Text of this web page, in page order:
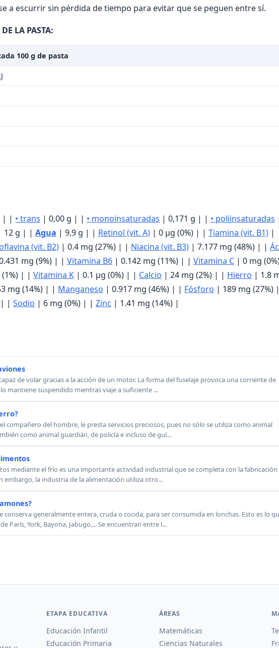
a escurrir sin pérdida de tiempo para evitar que se peguen entre sí.
LA PASTA:
100 g de pasta
| | • trans | 0,00 g | | • monoinsaturadas | 0,171 g | | • poliinsaturadas |
12 g | | Agua | 9,9 g | | Retinol (vit. A) | 0 μg (0%) | | Tiamina (vit. B1) |
(vit. B2) | 0.4 mg (27%) | | Niacina (vit. B3) | 7.177 mg (48%) | |
mg (9%) | | Vitamina B6 | 0.142 mg (11%) | | Vitamina C | 0 mg
| | Vitamina K | 0.1 μg (0%) | | Calcio | 24 mg (2%) | | Hierro | 1.8
mg (14%) | | Manganeso | 0.917 mg (46%) | | Fósforo | 189 mg (27%)
| | Sodio | 6 mg (0%) | | Zinc | 1.41 mg (14%) |
de volar gracias a la acción de un motor. La forma del fuselaje provoca una corriente de
mantiene suspendido mientras viaje a suficiente ...
compañero del hombre, le presta servicios preciosos, pues no sólo se utiliza como animal
como animal guardián, de policía e incluso de guí...
mediante el frío es una importante actividad industrial que se completa con la fabricación
embargo, la industria de la alimentación utiliza otro...
conserva generalmente entera, cruda o cocida, para ser consumida en lonchas. Esto es lo
París, York, Bayona, Jabugo,... Se encuentran entre l...
ETAPA EDUCATIVA
Educación Infantil
Educación Primaria
ÁREAS
Matemáticas
Ciencias Naturales